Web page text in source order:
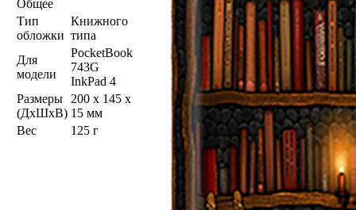
Общее
Тип
обложки
Книжного
типа
Для
модели
PocketBook
743G
InkPad 4
Размеры
(ДхШхВ)
200 x 145 x
15 мм
Вес
125 г